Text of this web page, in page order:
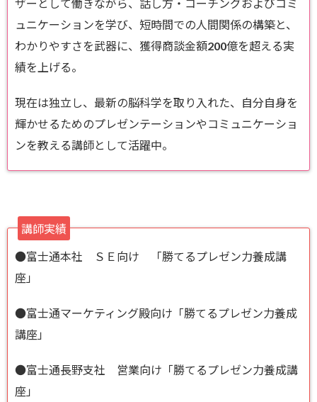
ザーとして働きながら、話し方・コーチングおよびコミ
ュニケーションを学び、短時間での人間関係の構築と、
わかりやすさを武器に、獲得商談金額200億を超える実
績を上げる。
現在は独立し、最新の脳科学を取り入れた、自分自身を
輝かせるためのプレゼンテーションやコミュニケーショ
ンを教える講師として活躍中。
講師実績
●富士通本社 ＳＥ向け 「勝てるプレゼン力養成講
座」
●富士通マーケティング殿向け「勝てるプレゼン力養成
講座」
●富士通長野支社 営業向け「勝てるプレゼン力養成講
座」